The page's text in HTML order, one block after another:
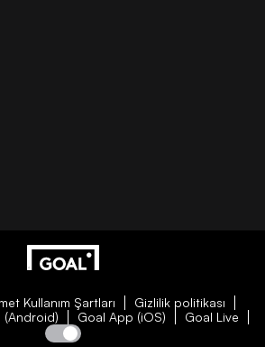
Kullanım Şartları
Gizlilik politikası
(Android) Goal App (iOS) Goal Live